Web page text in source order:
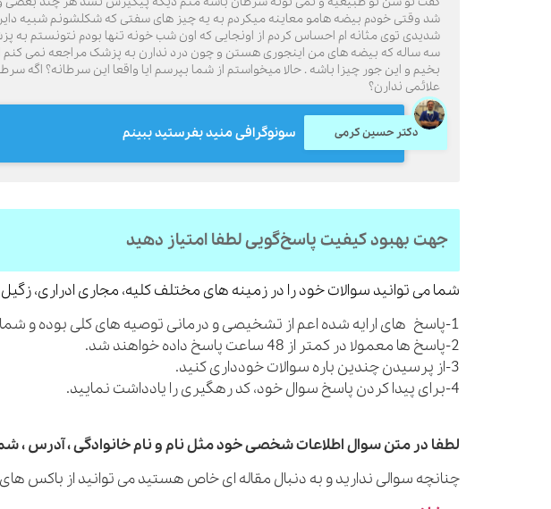
شد وقتی خودم بیضه هامو معاینه میکردم به یه چیز های سفتی که شکلشونم شبیه
شدیدی توی مثانه ام احساس کردم از اونجایی که اون شب خونه تنها بودم نتونستم به
سه ساله که بیضه های من اینجوری هستن و چون درد ندارن به پزشک مراجعه نمی
بخیم و این جور چیزا باشه . حالا میخواستم از شما بپرسم ایا واقعا این سرطانه؟
علائمی ندارن؟
دکتر حسین کرمی سونوگرافی منید بفرستید ببینم
جهت بهبود کیفیت پاسخ‌گویی لطفا امتیاز دهید
شما می توانید سوالات خود را در زمینه های مختلف کلیه، مجاری ادراری،
1-پاسخ های ارایه شده اعم از تشخیصی و درمانی توصیه های کلی بوده و شما را از مراجعه به پزشک بی نیاز نمی کنند.
2-پاسخ ها معمولا در کمتر از 48 ساعت پاسخ داده خواهند شد.
3-از پرسیدن چندین باره سوالات خودداری کنید.
4-برای پیدا کردن پاسخ سوال خود، کد رهگیری را یادداشت نمایید.
لطفا در متن سوال اطلاعات شخصی خود مثل نام و نام خانوادگی ، آدرس ،
چنانچه سوالی ندارید و به دنبال مقاله ای خاص هستید می توانید از باکس های